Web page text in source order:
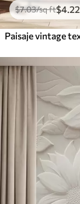
$7.03/sq ft$4 .22